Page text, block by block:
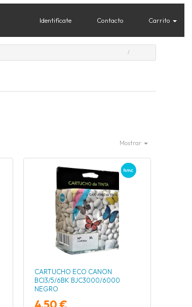
Identifícate Contacto Carrito
Mostrar
CARTUCHO ECO CANON
BCI3/5/6BK BJC3000/6000
NEGRO